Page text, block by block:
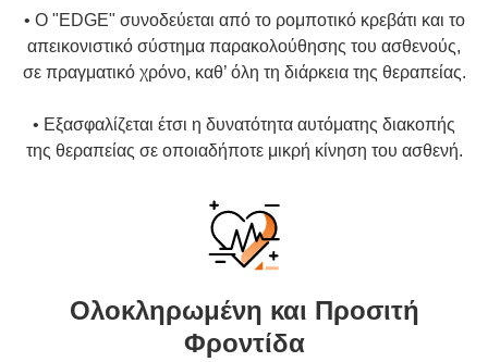
• Ο "EDGE" συνοδεύεται από το ρομποτικό κρεβάτι και το
απεικονιστικό σύστημα παρακολούθησης του ασθενούς,
σε πραγματικό χρόνο, καθ’ όλη τη διάρκεια της θεραπείας.
• Εξασφαλίζεται έτσι η δυνατότητα αυτόματης διακοπής
της θεραπείας σε οποιαδήποτε μικρή κίνηση του ασθενή.
Ολοκληρωμένη και Προσιτή
Φροντίδα